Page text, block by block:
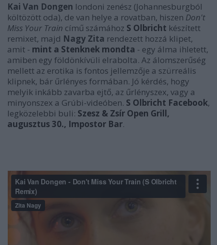
Kai Van Dongen londoni zenész (Johannesburgból
költözött oda), de van helye a rovatban, hiszen Don't
Miss Your Train című számához S Olbricht készített
remixet, majd Nagy Zita rendezett hozzá klipet,
amit - mint a Stenknek mondta - egy álma ihletett,
amiben egy földönkívüli elrabolta. Az álomszerűség
mellett az erotika is fontos jellemzője a szürreális
klipnek, bár űrlényes formában. Jó kérdés, hogy
melyik inkább zavarba ejtő, az űrlényszex, vagy a
minyonszex a Grúbi-videóben. S Olbricht Facebook,
legközelebbi buli: Szesz & Zsír Open Grill,
augusztus 30., Impostor Bar.